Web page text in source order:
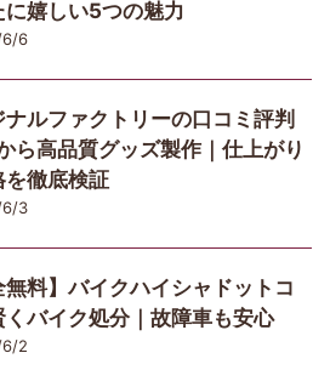
に嬉しい5つの魅力
6
ナルファクトリーの口コミ評判
から高品質グッズ製作｜仕上がり
を徹底検証
3
無料】バイクハイシャドットコ
くバイク処分｜故障車も安心
2